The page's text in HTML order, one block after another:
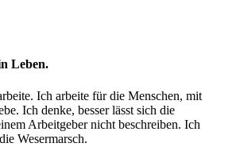
Leben.
Ich arbeite für die Menschen, mit
Ich denke, besser lässt sich die
Arbeitgeber nicht beschreiben. Ich
Wesermarsch.